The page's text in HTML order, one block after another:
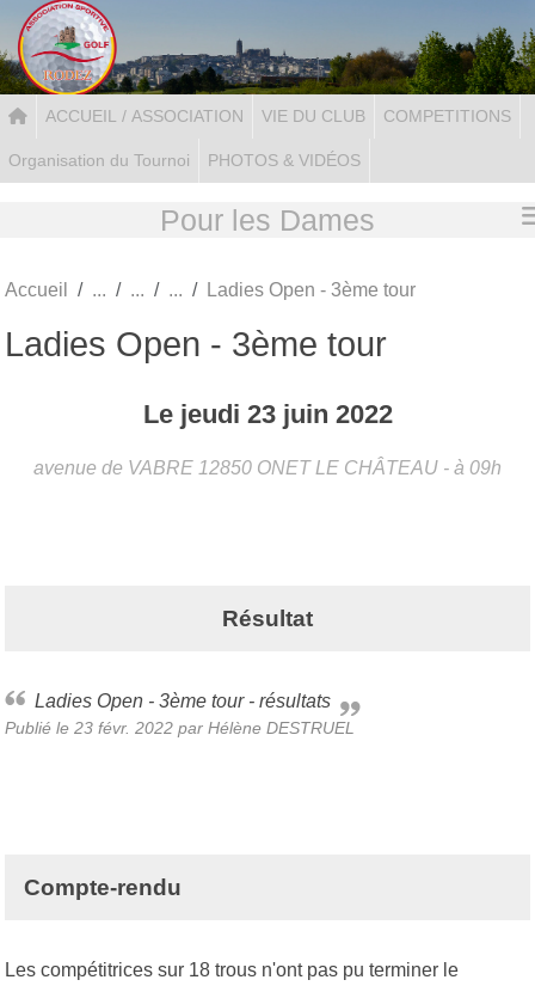
ACCUEIL / ASSOCIATION VIE DU CLUB COMPETITIONS
Organisation du Tournoi PHOTOS & VIDÉOS
Pour les Dames
Accueil Ladies Open - 3ème tour
Ladies Open - 3ème tour
Le jeudi 23 juin 2022
avenue de VABRE 12850 ONET LE CHÂTEAU - à 09h
Résultat
Ladies Open - 3ème tour - résultats
Publié le 23 févr. 2022 par Hélène DESTRUEL
Compte-rendu
Les compétitrices sur 18 trous n'ont pas pu terminer le
Panneau de gestion des cookies